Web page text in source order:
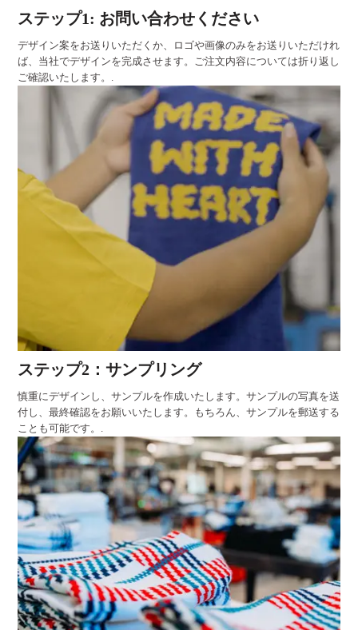
ステップ1: お問い合わせください
デザイン案をお送りいただくか、ロゴや画像のみをお送りいただけれ
ば、当社でデザインを完成させます。ご注文内容については折り返し
ご確認いたします。.
ステップ2：サンプリング
慎重にデザインし、サンプルを作成いたします。サンプルの写真を送
付し、最終確認をお願いいたします。もちろん、サンプルを郵送する
ことも可能です。.